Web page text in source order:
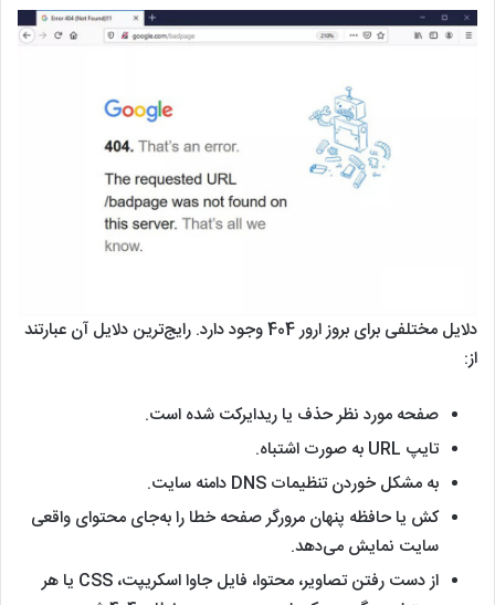
دلایل مختلفی برای بروز ارور 404 وجود دارد. رایج‌ترین دلایل آن عبارتند
از:
صفحه مورد نظر حذف یا ریدایرکت شده است.
تایپ URL به صورت اشتباه.
به مشکل خوردن تنظیمات DNS دامنه سایت.
کش یا حافظه پنهان مرورگر صفحه خطا را به‌جای محتوای واقعی
سایت نمایش می‌دهد.
از دست رفتن تصاویر، محتوا، فایل جاوا اسکریپت، CSS یا هر